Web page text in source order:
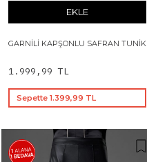
EKLE
GARNILI KAPŞONLU SAFRAN TUNIK
1.999,99 TL
Sepette 1.399,99 TL